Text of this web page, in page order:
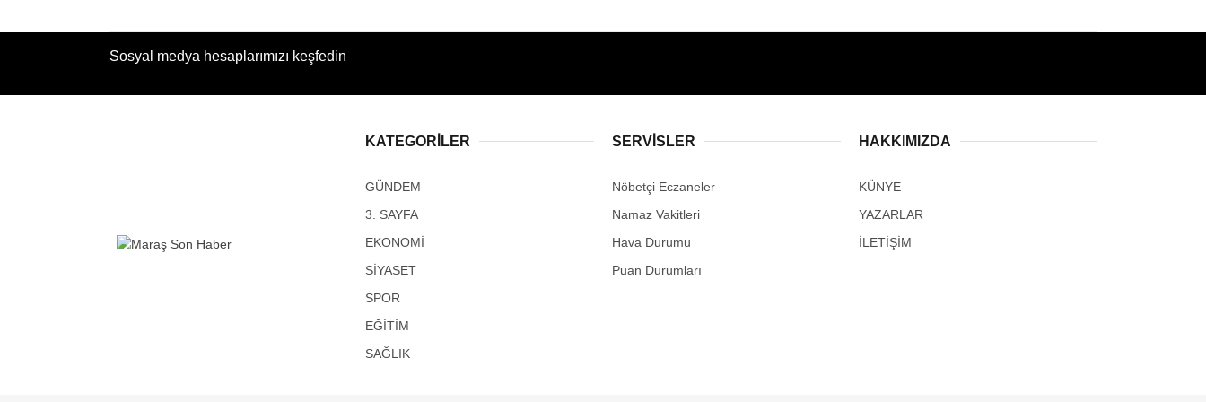
Sosyal medya hesaplarımızı keşfedin
KATEGORİLER
GÜNDEM
3. SAYFA
EKONOMİ
SİYASET
SPOR
EĞİTİM
SAĞLIK
SERVİSLER
Nöbetçi Eczaneler
Namaz Vakitleri
Hava Durumu
Puan Durumları
HAKKIMIZDA
KÜNYE
YAZARLAR
İLETİŞİM